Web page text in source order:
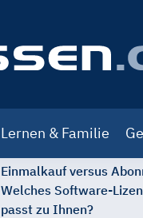
Lernen & Familie
Einmalkauf versus
Welches Software-
passt zu Ihnen?